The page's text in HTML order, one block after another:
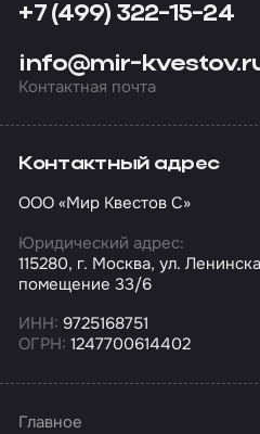
+7 (499) 322-15-24
info@mir-
Контактная почта
Контактный адрес
ООО «Мир Квестов С»
Юридический адрес:
115280, г. Москва, ул.
помещение 33/6
ИНН: 9725168751
ОГРН: 1247700614402
Главное